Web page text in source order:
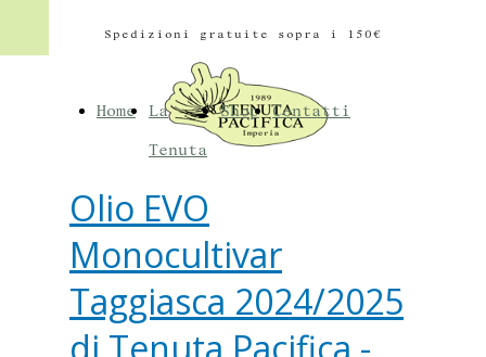
Spedizioni gratuite sopra i 150€
Home
La
Tenuta
Shop Contatti
Olio EVO
Monocultivar
Taggiasca 2024/2025